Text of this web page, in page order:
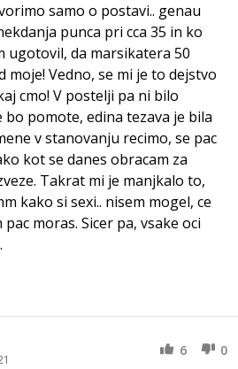
samo o postavi.. genau
punca pri cca 35 in ko
ugotovil, da marsikatera 50
moje! Vedno, se mi je to dejstvo
cmo! V postelji pa ni bilo
pomote, edina tezava je bila
v stanovanju recimo, se pac
kot se danes obracam za
Takrat mi je manjkalo to,
kako si sexi.. nisem mogel, ce
pac moras. Sicer pa, vsake oci
6 0